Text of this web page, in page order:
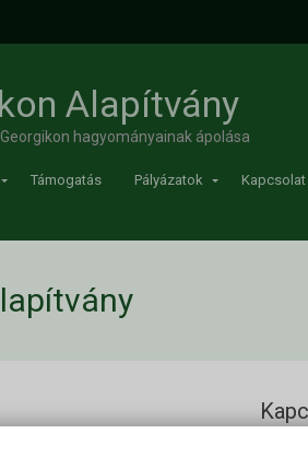
Alapítvány
hagyományainak ápolása
Támogatás Pályázatok Kapcsolat